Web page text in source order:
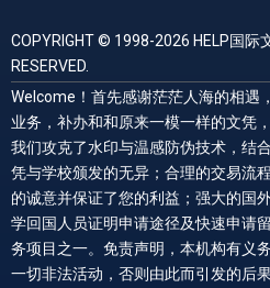
COPYRIGHT © 1998-2026 HELP国际
RESERVED.
Welcome！首先感谢茫茫人海的相遇
业务，补办和和原来一模一样的文凭
我们攻克了水印与温感防伪技术，结
凭与学校颁发的无异；合理的交易流
的诚意并保证了您的利益；强大的国
学回国人员证明申请途径及快速申请
务项目之一。免责声明，本机构有义
一切非法活动，否则由此而引发的后